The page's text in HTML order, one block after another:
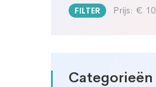
Min.
Max.
FILTER Prijs: € 10
Categorieën